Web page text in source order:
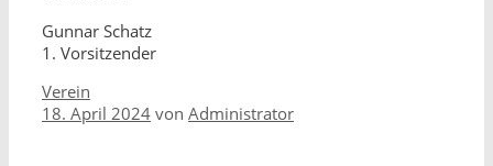
Gunnar Schatz
1. Vorsitzender
Kategorien
Verein
18. April 2024 von Administrator